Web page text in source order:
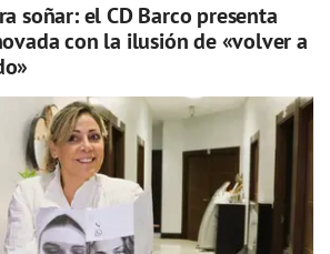
soñar: el CD Barco presenta
con la ilusión de «volver a